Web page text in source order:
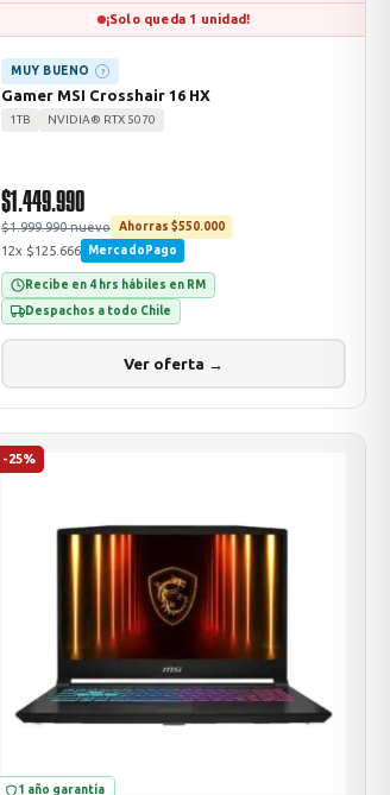
¡Solo queda 1 unidad!
MUY BUENO ?
Gamer MSI Crosshair 16 HX
1TB NVIDIA® RTX 5070
$1.449.990
$1.999.990 nuevo Ahorras $550.000
12x $125.666 MercadoPago
Recibe en 4 hrs hábiles en RM
Despachos a todo Chile
Ver oferta →
-25%
1 año garantía